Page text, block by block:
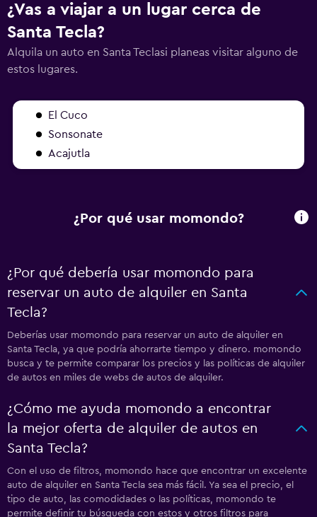
¿Vas a viajar a un lugar cerca de
Santa Tecla?
Alquila un auto en Santa Teclasi planeas visitar alguno de
estos lugares.
El Cuco
Sonsonate
Acajutla
¿Por qué usar momondo?
¿Por qué debería usar momondo para
reservar un auto de alquiler en Santa
Tecla?
Deberías usar momondo para reservar un auto de alquiler en
Santa Tecla, ya que podría ahorrarte tiempo y dinero. momondo
busca y te permite comparar los precios y las políticas de alquiler
de autos en miles de webs de autos de alquiler.
¿Cómo me ayuda momondo a encontrar
la mejor oferta de alquiler de autos en
Santa Tecla?
Con el uso de filtros, momondo hace que encontrar un excelente
auto de alquiler en Santa Tecla sea más fácil. Ya sea el precio, el
tipo de auto, las comodidades o las políticas, momondo te
permite definir tu búsqueda con estos y otros filtros para